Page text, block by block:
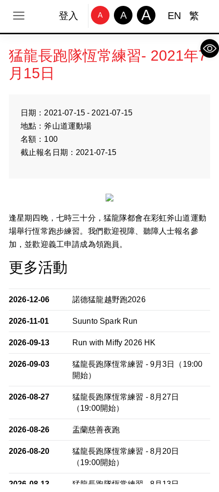
登入 A A A EN 繁
猛龍長跑隊恆常練習- 2021年7
月15日
日期：2021-07-15 - 2021-07-15
地點：斧山道運動場
名額：100
截止報名日期：2021-07-15
逢星期四晚，七時三十分，猛龍隊都會在彩虹斧山道運動
場舉行恆常跑步練習。我們歡迎視障、聽障人士報名參
加，並歡迎義工申請成為領跑員。
更多活動
2026-12-06 諾德猛龍越野跑2026
2026-11-01 Suunto Spark Run
2026-09-13 Run with Miffy 2026 HK
2026-09-03
猛龍長跑隊恆常練習 - 9月3日（19:00
開始）
2026-08-27
猛龍長跑隊恆常練習 - 8月27日
（19:00開始）
2026-08-26 盂蘭慈善夜跑
2026-08-20
猛龍長跑隊恆常練習 - 8月20日
（19:00開始）
2026-08-13
猛龍長跑隊恆常練習 - 8月13日